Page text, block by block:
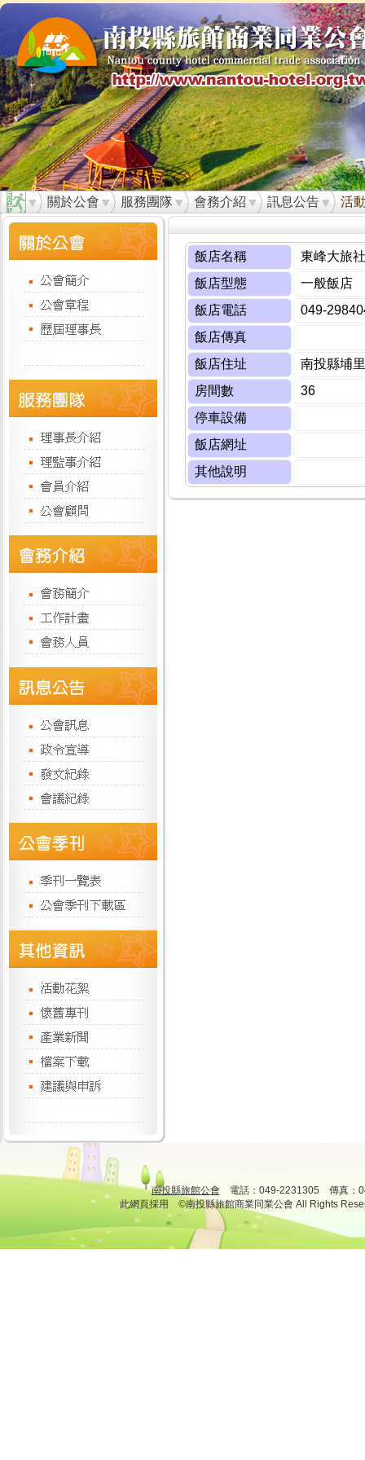
關於公會 服務團隊 會務介紹 訊息公告 活
飯店名稱
東峰大旅社
飯店型態
一般飯店
飯店電話
049-
飯店傳真
飯店住址
南投縣埔
房間數
36
停車設備
飯店網址
其他說明
南投縣旅館公會 電話：049-2231305 傳真：
此網頁採用 ©南投縣旅館商業同業公會 All Rights